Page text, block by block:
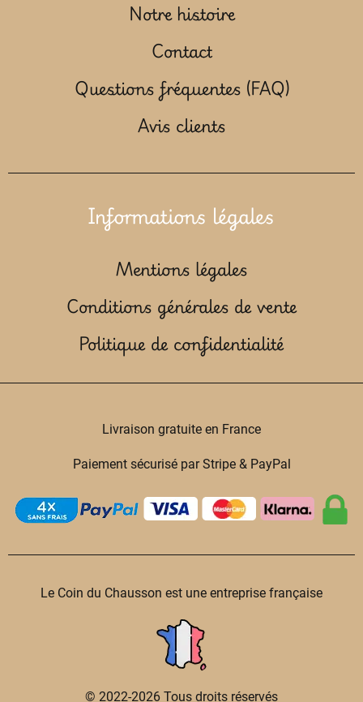
Notre histoire
Contact
Questions fréquentes (FAQ)
Avis clients
Informations légales
Mentions légales
Conditions générales de vente
Politique de confidentialité
Livraison gratuite en France
Paiement sécurisé par Stripe & PayPal
Le Coin du Chausson est une entreprise française
© 2022-2026 Tous droits réservés